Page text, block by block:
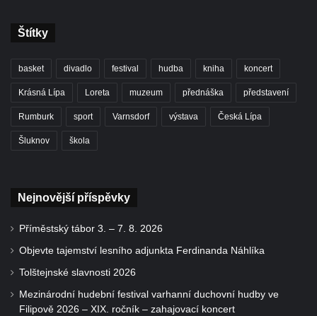
Štítky
basket divadlo festival hudba kniha koncert
Krásná Lípa Loreta muzeum přednáška představení
Rumburk sport Varnsdorf výstava Česká Lípa
Šluknov škola
Nejnovější příspěvky
Příměstský tábor 3. – 7. 8. 2026
Objevte tajemství lesního adjunkta Ferdinanda Náhlíka
Tolštejnské slavnosti 2026
Mezinárodní hudební festival varhanní duchovní hudby ve
Filipově 2026 – XIX. ročník – zahajovací koncert